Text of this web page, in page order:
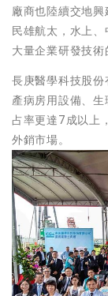
廠商也陸續交地興
民雄航太，水上
大量企業研發技術
長庚醫學科技股
產病房用設備、
占率更達7成以上
外銷市場。